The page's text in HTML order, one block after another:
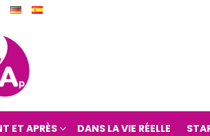
ET APRÈS DANS LA VIE RÉELLE